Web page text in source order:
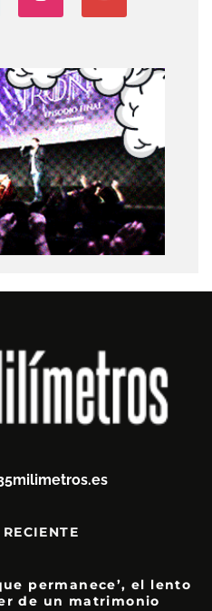
permanece’, el lento
de un matrimonio